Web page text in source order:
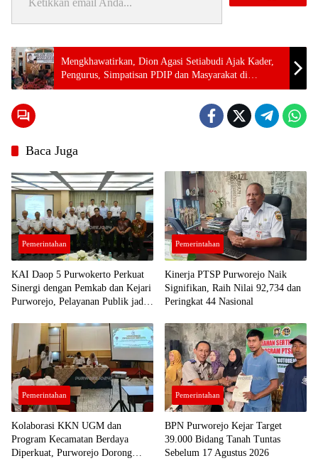
Tag:
24 jam
purworejo
berita
24
jam
berita
purworejo
berita
purworejo
hari ini
Berita
Purworejo
Terkini
berita
terkini
purworejo
Bmkg
lapang
gempa
tsunami
Topik:
Sekolah
Mengkhawatirkan, Dion Agasi Setiabudi Ajak Kader,
Pengurus, Simpatisan PDIP dan Masyarakat di
Purworejo Jauhi Judi Online
Baca Juga
Pemerintahan
KAI Daop 5 Purwokerto Perkuat
Sinergi dengan Pemkab dan Kejari
Purworejo, Pelayanan Publik jadi
Pemerintahan
Kinerja PTSP Purworejo Naik
Signifikan, Raih Nilai 92,734 dan
Peringkat 44 Nasional
Pemerintahan
Kolaborasi KKN UGM dan
Program Kecamatan Berdaya
Diperkuat, Purworejo Dorong
Pemerintahan
BPN Purworejo Kejar Target
39.000 Bidang Tanah Tuntas
Sebelum 17 Agustus 2026